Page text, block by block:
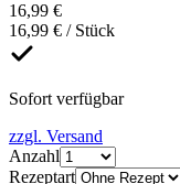
16,99 €
16,99 € / Stück
Sofort verfügbar
zzgl. Versand
Anzahl
Rezeptart